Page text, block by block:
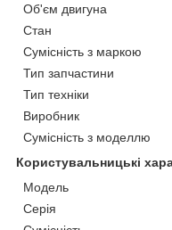
Об'єм двигуна
Стан
Сумісність з маркою
Тип запчастини
Тип техніки
Виробник
Сумісність з моделлю
Користувальницькі
Мoдель
Серія